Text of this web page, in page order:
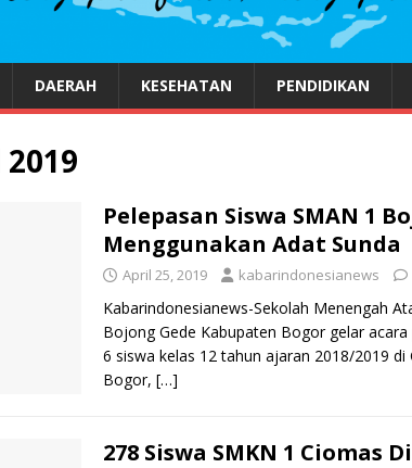
DAERAH KESEHATAN PENDIDIKAN
Pelepasan Siswa SMAN 1
Menggunakan Adat Sunda
April 25, 2019 kabarindonesianews
Kabarindonesianews-Sekolah Menengah
Bojong Gede Kabupaten Bogor gelar
6 siswa kelas 12 tahun ajaran 2018/2019 di
Bogor, […]
278 Siswa SMKN 1 Ciomas